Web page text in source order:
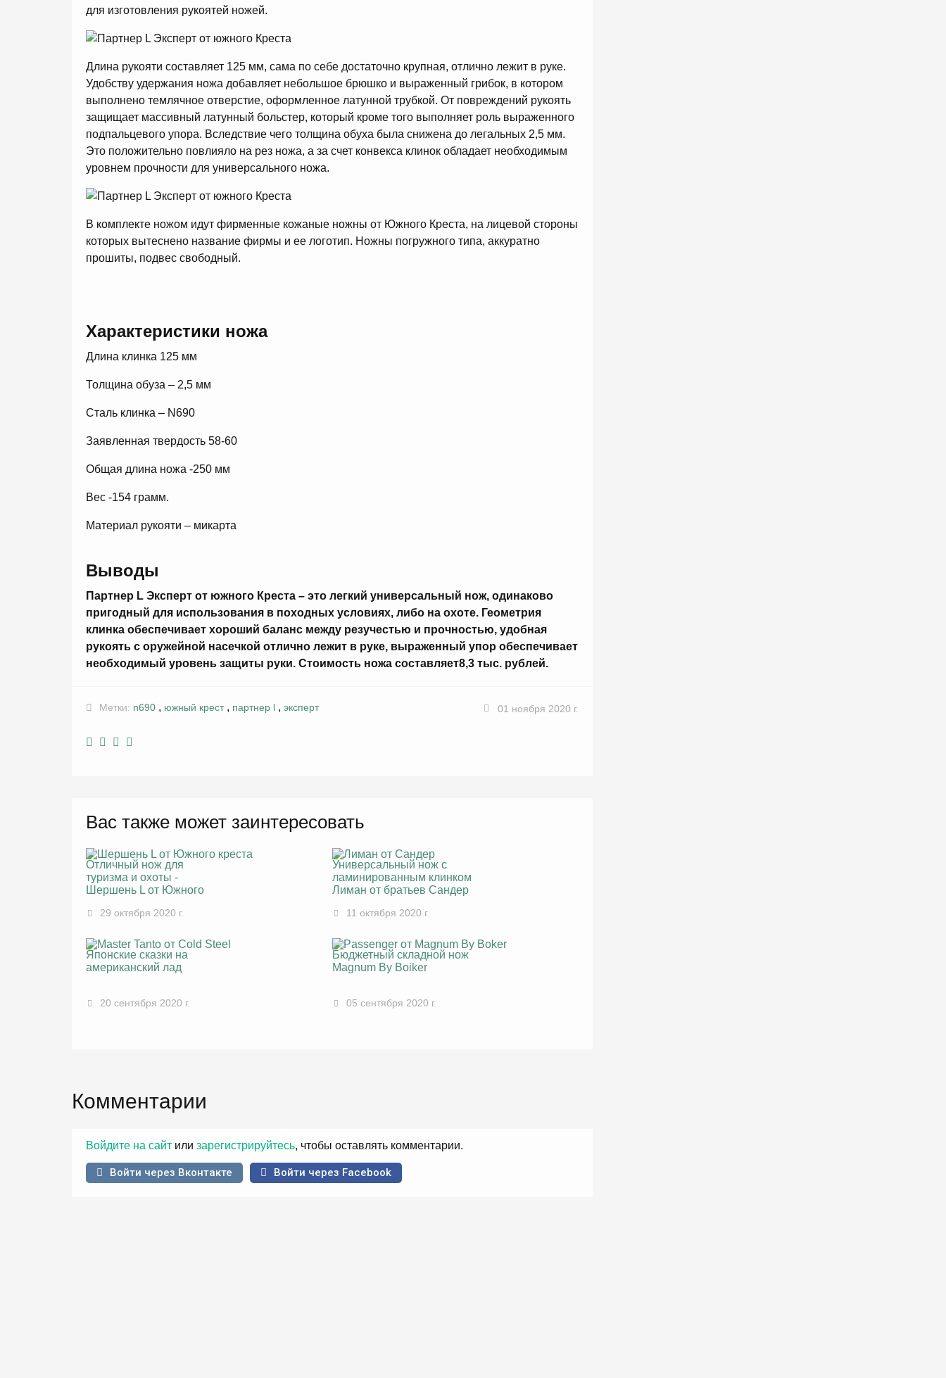
для изготовления рукоятей ножей.
Длина рукояти составляет 125 мм, сама по себе достаточно крупная, отлично лежит в руке.
Удобству удержания ножа добавляет небольшое брюшко и выраженный грибок, в котором
выполнено темлячное отверстие, оформленное латунной трубкой. От повреждений рукоять
защищает массивный латунный больстер, который кроме того выполняет роль выраженного
подпальцевого упора. Вследствие чего толщина обуха была снижена до легальных 2,5 мм.
Это положительно повлияло на рез ножа, а за счет конвекса клинок обладает необходимым
уровнем прочности для универсального ножа.
В комплекте ножом идут фирменные кожаные ножны от Южного Креста, на лицевой стороны
которых вытеснено название фирмы и ее логотип. Ножны погружного типа, аккуратно
прошиты, подвес свободный.
Характеристики ножа
Длина клинка 125 мм
Толщина обуза – 2,5 мм
Сталь клинка – N690
Заявленная твердость 58-60
Общая длина ножа -250 мм
Вес -154 грамм.
Материал рукояти – микарта
Выводы
Партнер L Эксперт от южного Креста – это легкий универсальный нож, одинаково
пригодный для использования в походных условиях, либо на охоте. Геометрия
клинка обеспечивает хороший баланс между резучестью и прочностью, удобная
рукоять с оружейной насечкой отлично лежит в руке, выраженный упор обеспечивает
необходимый уровень защиты руки. Стоимость ножа составляет8,3 тыс. рублей.
Метки: n690 , южный крест, партнер l , эксперт 01 ноября 2020 г.
Вас также может заинтересовать
Отличный нож для
туризма и охоты -
Шершень L от Южного
29 октября 2020 г.
Универсальный нож с
ламинированным клинком
Лиман от братьев Сандер
11 октября 2020 г.
Японские сказки на
американский лад
20 сентября 2020 г.
Бюджетный складной нож
Magnum By Boiker
05 сентября 2020 г.
Комментарии
Войдите на сайт или зарегистрируйтесь, чтобы оставлять комментарии.
Войти через Вконтакте Войти через Facebook